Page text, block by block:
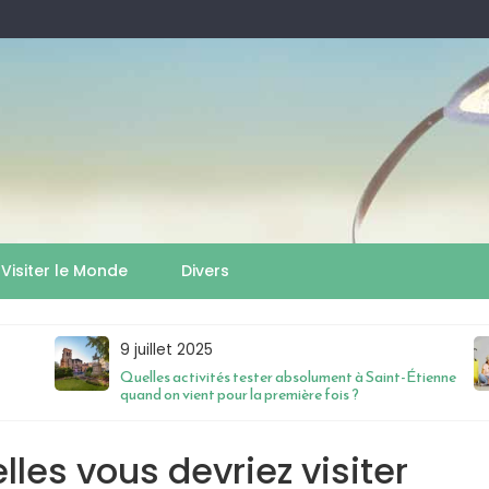
Visiter le Monde Divers
9 juillet 2025
Quelles activités tester absolument à Saint-Étienne
quand on vient pour la première fois ?
vous devriez visiter